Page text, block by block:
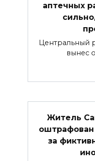
аптечных
Центральный
вынес
Житель
оштрафован
за